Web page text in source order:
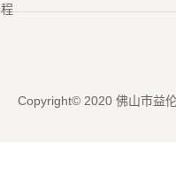
程
Copyright© 2020 佛山市益